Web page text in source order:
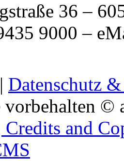
36 –
9000 –
| Datenschutz
vorbehalten ©
and